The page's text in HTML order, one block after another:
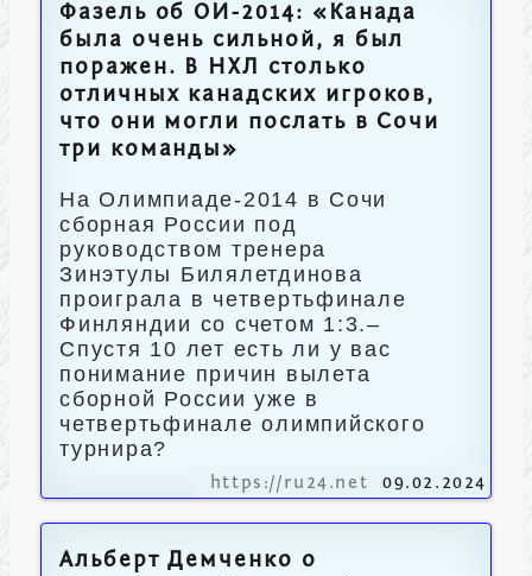
Фазель об ОИ-2014: «Канада
была очень сильной, я был
поражен. В НХЛ столько
отличных канадских игроков,
что они могли послать в Сочи
три команды»
На Олимпиаде-2014 в Сочи
сборная России под
руководством тренера
Зинэтулы Билялетдинова
проиграла в четвертьфинале
Финляндии со счетом 1:3.–
Спустя 10 лет есть ли у вас
понимание причин вылета
сборной России уже в
четвертьфинале олимпийского
турнира?
https://ru24.net 09.02.2024
Альберт Демченко о